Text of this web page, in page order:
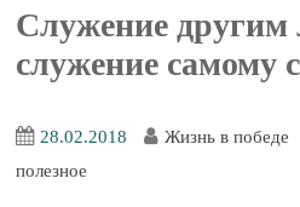
Служение
служение самому
28.02.2018 Жизнь в победе
полезное